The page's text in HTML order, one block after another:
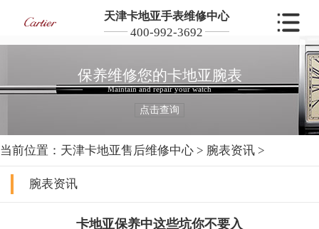
天津卡地亚手表维修中心
400-992-3692
保养维修您的卡地亚腕表
Maintain and repair your watch
点击查询
当前位置： 天津卡地亚售后维修中心 > 腕表资讯 >
腕表资讯
卡地亚保养中这些坑你不要入